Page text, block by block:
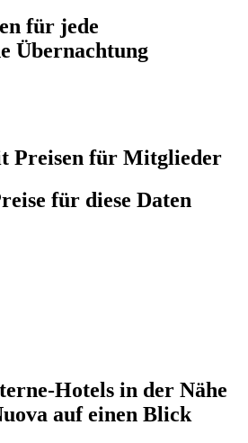
für jede
Übernachtung
Preisen für Mitglieder
für diese Daten
Hotels in der Nähe
auf einen Blick